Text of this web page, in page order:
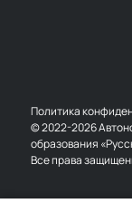
Политика
© 2022-2026
образования
Все права